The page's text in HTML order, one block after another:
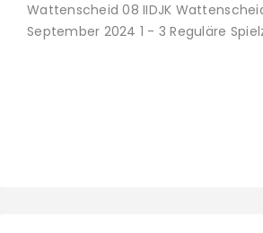
Wattenscheid 08 IIDJK
September 2024 1 - 3 Reguläre